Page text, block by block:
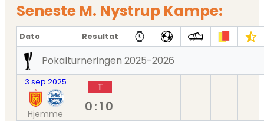
Seneste M. Nystrup Kampe:
Dato Resultat
Pokalturneringen 2025-2026
3 sep 2025
Hjemme
T
0:10